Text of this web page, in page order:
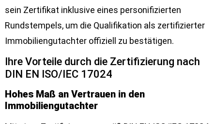
sein Zertifikat inklusive eines personifizierten
Rundstempels, um die Qualifikation als zertifizierter
Immobiliengutachter offiziell zu bestätigen.
Ihre Vorteile durch die Zertifizierung nach
DIN EN ISO/IEC 17024
Hohes Maß an Vertrauen in den
Immobiliengutachter